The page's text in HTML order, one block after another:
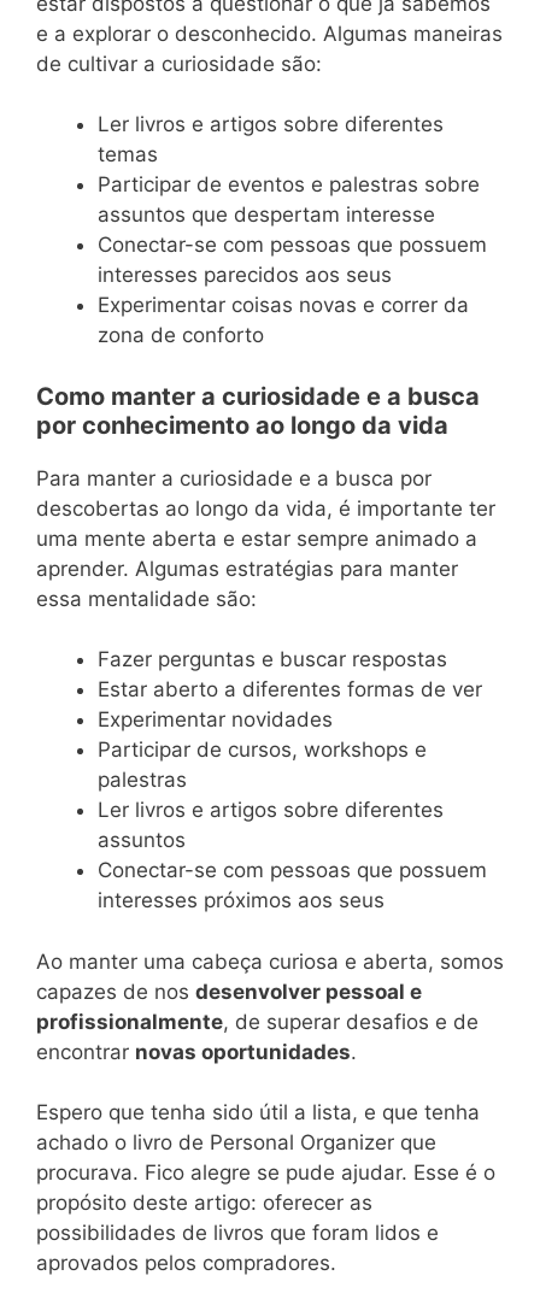
e a explorar o desconhecido. Algumas maneiras
de cultivar a curiosidade são:
Ler livros e artigos sobre diferentes
temas
Participar de eventos e palestras sobre
assuntos que despertam interesse
Conectar-se com pessoas que possuem
interesses parecidos aos seus
Experimentar coisas novas e correr da
zona de conforto
Como manter a curiosidade e a busca
por conhecimento ao longo da vida
Para manter a curiosidade e a busca por
descobertas ao longo da vida, é importante ter
uma mente aberta e estar sempre animado a
aprender. Algumas estratégias para manter
essa mentalidade são:
Fazer perguntas e buscar respostas
Estar aberto a diferentes formas de ver
Experimentar novidades
Participar de cursos, workshops e
palestras
Ler livros e artigos sobre diferentes
assuntos
Conectar-se com pessoas que possuem
interesses próximos aos seus
Ao manter uma cabeça curiosa e aberta, somos
capazes de nos desenvolver pessoal e
profissionalmente, de superar desafios e de
encontrar novas oportunidades.
Espero que tenha sido útil a lista, e que tenha
achado o livro de Personal Organizer que
procurava. Fico alegre se pude ajudar. Esse é o
propósito deste artigo: oferecer as
possibilidades de livros que foram lidos e
aprovados pelos compradores.